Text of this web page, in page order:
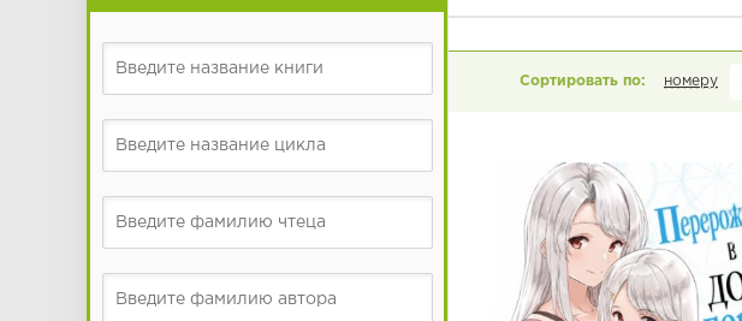
номеру